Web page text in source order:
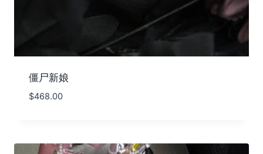
僵尸新娘
$468.00